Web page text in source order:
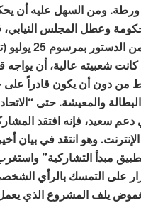
ومن السهل عليه أن
وعطل المجلس النيابي،
وأوقف العمل بأجزاء
شعبيته عالية، أن
من دون أن يكون قادراً على
والمعيشة. حتى “الاتحاد
سعيد، فإنه افتقد
وهو انتقد في بيان
مبدأ التشاركية”
على التمسك بالرأي
يلف المشروع الذي